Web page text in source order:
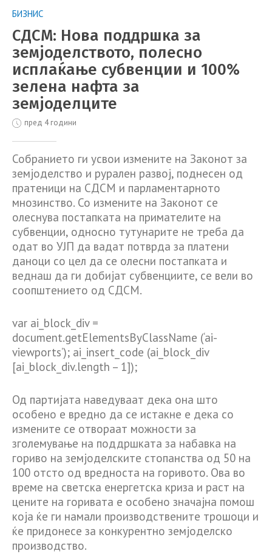
БИЗНИС
СДСМ: Нова поддршка за
земјоделството, полесно
исплаќање субвенции и 100%
зелена нафта за
земјоделците
пред 4 години
Собранието ги усвои измените на Законот за
земјоделство и рурален развој, поднесен од
пратеници на СДСМ и парламентарното
мнозинство. Со измените на Законот се
олеснува постапката на примателите на
субвенции, односно тутунарите не треба да
одат во УЈП да вадат потврда за платени
даноци со цел да се олесни постапката и
веднаш да ги добијат субвенциите, се вели во
соопштението од СДСМ.
var ai_block_div =
document.getElementsByClassName (‘ai-
viewports’); ai_insert_code (ai_block_div
[ai_block_div.length – 1]);
Од партијата наведуваат дека она што
особено е вредно да се истакне е дека со
измените се отвораат можности за
зголемување на поддршката за набавка на
гориво на земјоделските стопанства од 50 на
100 отсто од вредноста на горивото. Ова во
време на светска енергетска криза и раст на
цените на горивата е особено значајна помош
која ќе ги намали производствените трошоци и
ќе придонесе за конкурентно земјоделско
производство.